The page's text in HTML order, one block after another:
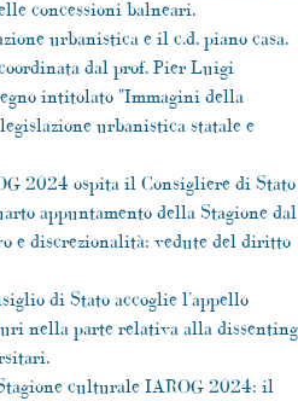
concessioni balneari.
urbanistica e il c.d. piano casa.
dal prof. Pier Luigi
intitolato "Immagini della
urbanistica statale e
2024 ospita il Consigliere di Stato
appuntamento della Stagione dal
e discrezionalità: vedute del diritto
di Stato accoglie l'appello
nella parte relativa alla dissenting
culturale IAROG 2024: il